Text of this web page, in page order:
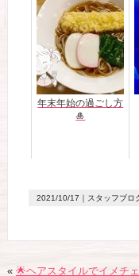
年末年始の過ごし方
🎍
2021/10/17 ｜スタッフブロ
« 🌟ヘアスタイルでイメチ